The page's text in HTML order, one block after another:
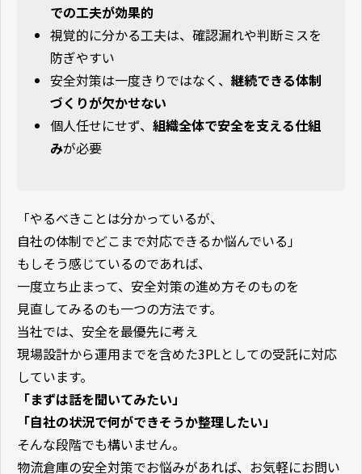
での工夫が効果的
視覚的に分かる工夫は、確認漏れや判断ミスを
防ぎやすい
安全対策は一度きりではなく、 継続できる体制
づくりが欠かせない
個人任せにせず、 組織全体で安全を支える仕組
みが必要
「やるべきことは分かっているが、
自社の体制でどこまで対応できるか悩んでいる」
もしそう感じているのであれば、
一度立ち止まって、安全対策の進め方そのものを
見直してみるのも一つの方法です。
当社では、安全を最優先に考え
現場設計から運用までを含めた3PLとしての受託に対応
しています。
「まずは話を聞いてみたい」
「自社の状況で何ができそうか整理したい」
そんな段階でも構いません。
物流倉庫の安全対策でお悩みがあれば、お気軽にお問い